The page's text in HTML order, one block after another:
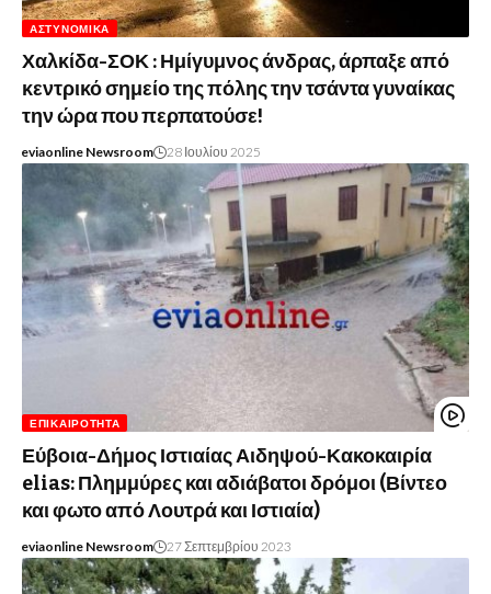
ΑΣΤΥΝΟΜΙΚΆ
Χαλκίδα-ΣΟΚ : Ημίγυμνος άνδρας, άρπαξε από
κεντρικό σημείο της πόλης την τσάντα γυναίκας
την ώρα που περπατούσε!
eviaonline Newsroom 28 Ιουλίου 2025
ΕΠΙΚΑΙΡΌΤΗΤΑ
Εύβοια-Δήμος Ιστιαίας Αιδηψού-Κακοκαιρία
elias: Πλημμύρες και αδιάβατοι δρόμοι (Βίντεο
και φωτο από Λουτρά και Ιστιαία)
eviaonline Newsroom 27 Σεπτεμβρίου 2023